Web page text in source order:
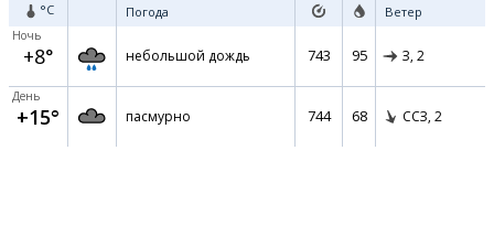
°C Погода Ветер
Ночь
+8° небольшой дождь 743 95 З, 2
День
+15° пасмурно 744 68 ССЗ, 2